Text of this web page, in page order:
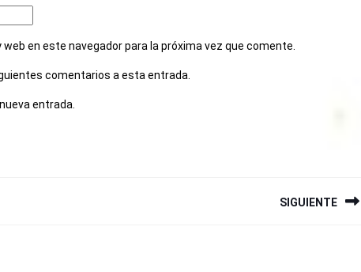
en este navegador para la próxima vez que comente.
comentarios a esta entrada.
entrada.
SIGUIENTE